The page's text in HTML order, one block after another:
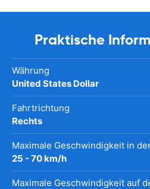
Praktische
Währung
United States Dollar
Fahrtrichtung
Rechts
Maximale Geschwindigkeit in
25 - 70 km/h
Maximale Geschwindigkeit auf